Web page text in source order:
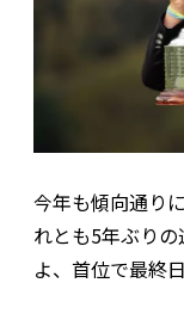
今年も傾向通り
れとも5年ぶり
よ、首位で最終